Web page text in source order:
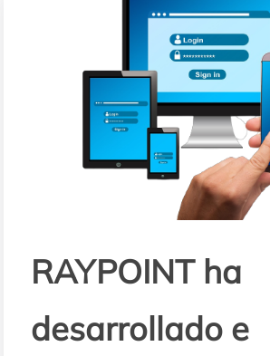
RAYPOINT ha
desarrollado e